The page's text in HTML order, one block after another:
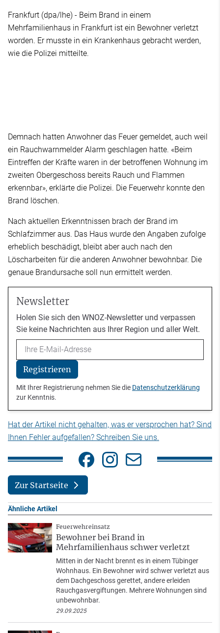
Frankfurt (dpa/lhe) - Beim Brand in einem
Mehrfamilienhaus in Frankfurt ist ein Bewohner verletzt
worden. Er musste in ein Krankenhaus gebracht werden,
wie die Polizei mitteilte.
Demnach hatten Anwohner das Feuer gemeldet, auch weil
ein Rauchwarnmelder Alarm geschlagen hatte. «Beim
Eintreffen der Kräfte waren in der betroffenen Wohnung im
zweiten Obergeschoss bereits Rauch und Flammen
erkennbar», erklärte die Polizei. Die Feuerwehr konnte den
Brand löschen.
Nach aktuellen Erkenntnissen brach der Brand im
Schlafzimmer aus. Das Haus wurde den Angaben zufolge
erheblich beschädigt, bleibt aber auch nach den
Löscharbeiten für die anderen Anwohner bewohnbar. Die
genaue Brandursache soll nun ermittelt werden.
Newsletter
Holen Sie sich den WNOZ-Newsletter und verpassen
Sie keine Nachrichten aus Ihrer Region und aller Welt.
Email
Registrieren
Mit Ihrer Registrierung nehmen Sie die Datenschutzerklärung
zur Kenntnis.
Hat der Artikel nicht gehalten, was er versprochen hat? Sind
Ihnen Fehler aufgefallen? Schreiben Sie uns.
Zur Startseite
Ähnliche Artikel
Feuerwehreinsatz
Bewohner bei Brand in
Mehrfamilienhaus schwer verletzt
Mitten in der Nacht brennt es in einem Tübinger
Wohnhaus. Ein Bewohner wird schwer verletzt aus
dem Dachgeschoss gerettet, andere erleiden
Rauchgasvergiftungen. Mehrere Wohnungen sind
unbewohnbar.
29.09.2025